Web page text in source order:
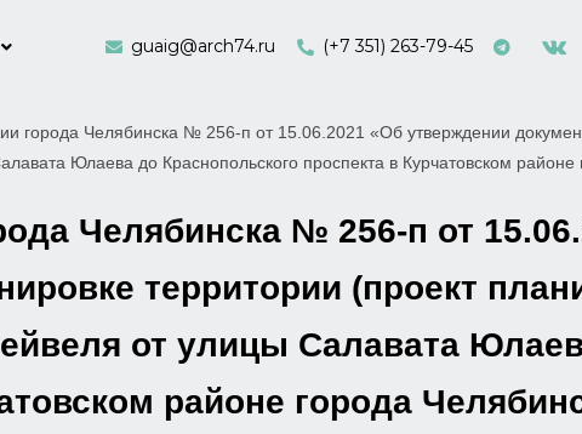
guaig@arch74.ru (+7 351) 263-79-45
города Челябинска № 256-п от 15.06.2021 «Об утверждении
Юлаева до Краснопольского проспекта в Курчатовском районе
Челябинска № 256-п от
территории (проект
от улицы Салавата
районе города